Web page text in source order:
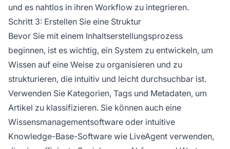
und es nahtlos in ihren Workflow zu integrieren.
Schritt 3: Erstellen Sie eine Struktur
Bevor Sie mit einem Inhaltserstellungsprozess
beginnen, ist es wichtig, ein System zu entwickeln, um
Wissen auf eine Weise zu organisieren und zu
strukturieren, die intuitiv und leicht durchsuchbar ist.
Verwenden Sie Kategorien, Tags und Metadaten, um
Artikel zu klassifizieren. Sie können auch eine
Wissensmanagementsoftware oder intuitive
Knowledge-Base-Software wie LiveAgent verwenden,